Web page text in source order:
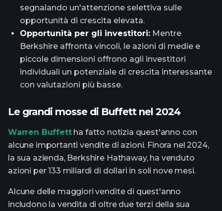
segnalando un'attenzione selettiva sulle
opportunità di crescita elevata.
Opportunità per gli investitori: Mentre
Berkshire affronta vincoli, le azioni di medie e
piccole dimensioni offrono agli investitori
individuali un potenziale di crescita interessante
con valutazioni più basse.
Le grandi mosse di Buffett nel 2024
Warren Buffettha fatto notizia quest'anno con
alcune importanti vendite di azioni. Finora nel 2024,
la sua azienda, Berkshire Hathaway, ha venduto
azioni per 133 miliardi di dollari in soli nove mesi.
Alcune delle maggiori vendite di quest'anno
includono la vendita di oltre due terzi della sua